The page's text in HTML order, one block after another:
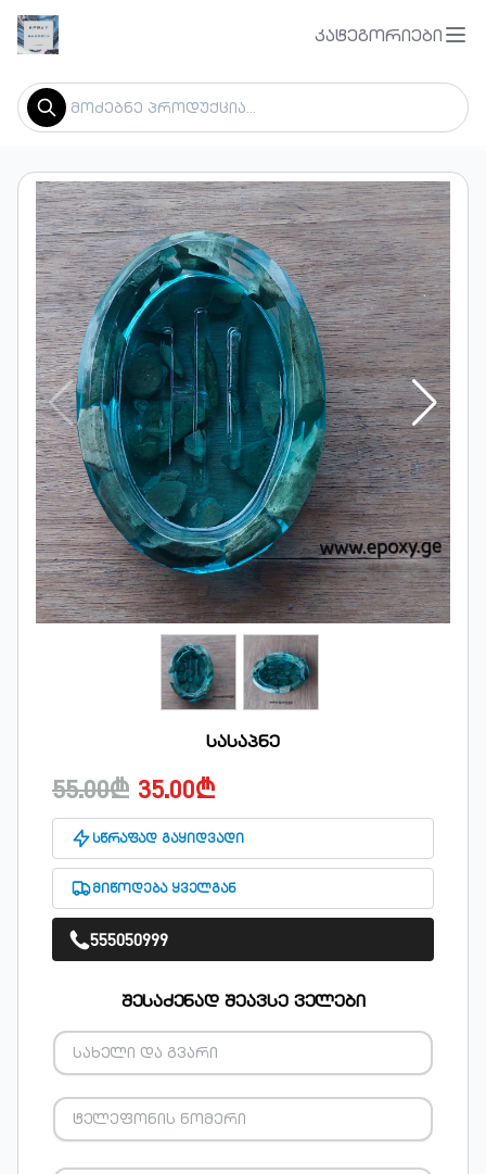
კატეგორიები
სასაპნე
55.00₾ 35.00₾
სწრაფად გაყიდვადი
მიწოდება ყველგან
555050999
შესაძენად შეავსე ველები